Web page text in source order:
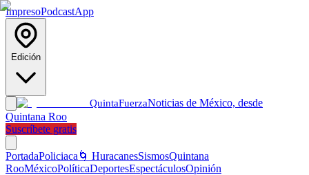
ImpresoPodcastApp
Edición
QuintaFuerzaNoticias de México, desde
Quintana Roo
Suscríbete gratis
PortadaPoliciaca 🌀 HuracanesSismosQuintana
RooMéxicoPolíticaDeportesEspectáculosOpinión